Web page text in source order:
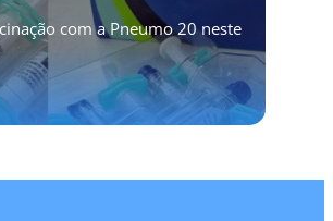
com a Pneumo 20 neste